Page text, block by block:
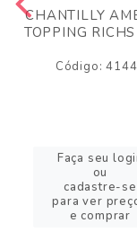
CHANTILLY
TOPPING
Código:
Faça seu
ou
cadastre-se
para ver
e comprar